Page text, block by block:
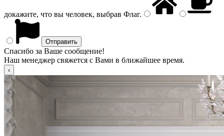
докажите, что вы человек, выбрав Флаг.
Спасибо за Ваше сообщение!
Наш менеджер свяжется с Вами в ближайшее время.